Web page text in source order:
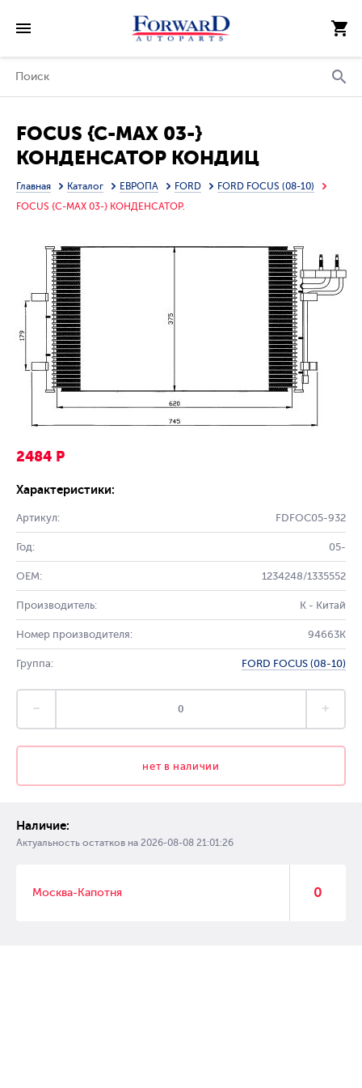
FOCUS {C-MAX 03-}
КОНДЕНСАТОР КОНДИЦ
(см.каталог)
Главная Каталог ЕВРОПА FORD
FORD FOCUS (08-10)
FOCUS {C-MAX 03-} КОНДЕНСАТОР.
2484 Р
Характеристики:
Артикул: FDFOC05-932
Год: 05-
OEM: 1234248/1335552
Производитель: K - Китай
Номер производителя: 94663K
Группа: FORD FOCUS (08-10)
нет в наличии
Наличие:
Актуальность остатков на 2026-08-08 21:01:26
Москва-Капотня 0